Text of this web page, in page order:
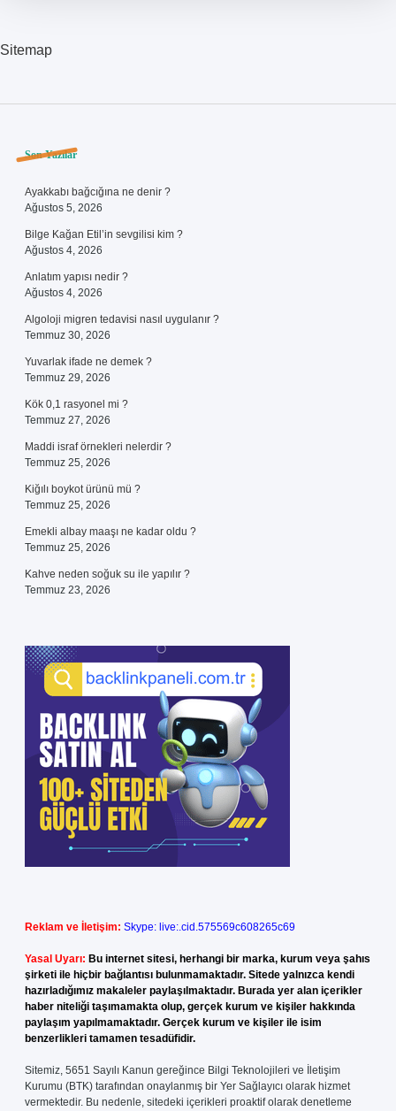
Sitemap
Sidebar
Son Yazılar
Ayakkabı bağcığına ne denir ?
Ağustos 5, 2026
Bilge Kağan Etil’in sevgilisi kim ?
Ağustos 4, 2026
Anlatım yapısı nedir ?
Ağustos 4, 2026
Algoloji migren tedavisi nasıl uygulanır ?
Temmuz 30, 2026
Yuvarlak ifade ne demek ?
Temmuz 29, 2026
Kök 0,1 rasyonel mi ?
Temmuz 27, 2026
Maddi israf örnekleri nelerdir ?
Temmuz 25, 2026
Kiğılı boykot ürünü mü ?
Temmuz 25, 2026
Emekli albay maaşı ne kadar oldu ?
Temmuz 25, 2026
Kahve neden soğuk su ile yapılır ?
Temmuz 23, 2026
Reklam ve İletişim: Skype: live:.cid.575569c608265c69
Yasal Uyarı: Bu internet sitesi, herhangi bir marka, kurum veya şahıs
şirketi ile hiçbir bağlantısı bulunmamaktadır. Sitede yalnızca kendi
hazırladığımız makaleler paylaşılmaktadır. Burada yer alan içerikler
haber niteliği taşımamakta olup, gerçek kurum ve kişiler hakkında
paylaşım yapılmamaktadır. Gerçek kurum ve kişiler ile isim
benzerlikleri tamamen tesadüfidir.
Sitemiz, 5651 Sayılı Kanun gereğince Bilgi Teknolojileri ve İletişim
Kurumu (BTK) tarafından onaylanmış bir Yer Sağlayıcı olarak hizmet
vermektedir. Bu nedenle, sitedeki içerikleri proaktif olarak denetleme